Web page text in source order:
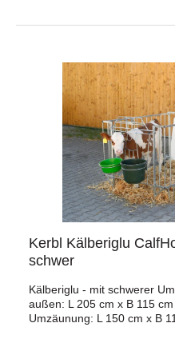
GriffHütte nach vorne
Reinigungleicht von Hand
Rollen, hochklappbarem
Rückseiteunkompliziertes
Traktor durch spezielle
für ökologisch geführte
Anfang an bestens
Hütte: GFKAußenmaße
cmAbmessung
Umzäunung: ca. 70
sind zu beachten!
Kerbl Kälberiglu
schwer
Kälberiglu - mit schwerer
außen: L 205 cm x B 115
Umzäunung: L 150 cm x B